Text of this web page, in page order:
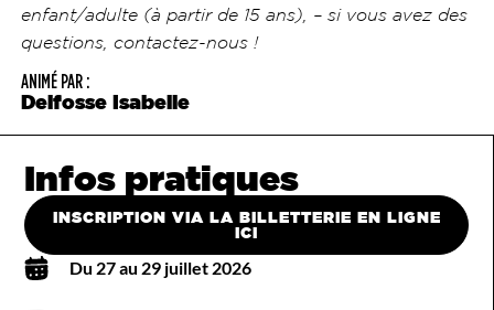
enfant/adulte (à partir de 15 ans), – si vous avez des
questions, contactez-nous !
ANIMÉ PAR :
Delfosse Isabelle
Infos pratiques
INSCRIPTION VIA LA BILLETTERIE EN LIGNE
ICI
Du 27 au 29 juillet 2026